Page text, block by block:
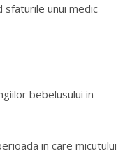
sfaturile unui medic
bebelusului in
in care micutului